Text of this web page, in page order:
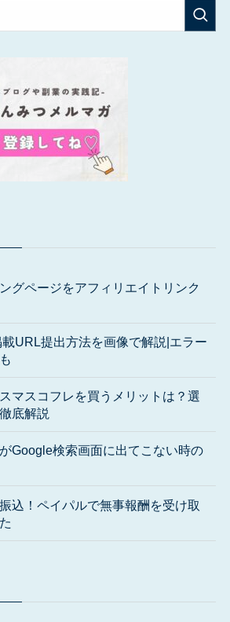
グページをアフィリエイトリンク
URL提出方法を画像で解説|エラー
マスコフレを買うメリットは？選
底解説
Google検索画面に出てこない時の
込！ペイパルで無事報酬を受け取